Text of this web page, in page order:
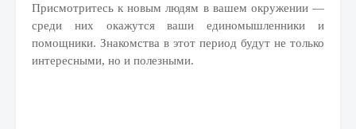
Присмотритесь к новым людям в вашем окружении —
среди них окажутся ваши единомышленники и
помощники. Знакомства в этот период будут не только
интересными, но и полезными.